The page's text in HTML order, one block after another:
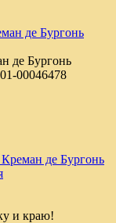
де Бургонь
01-00046478
де Бургонь
и краю!